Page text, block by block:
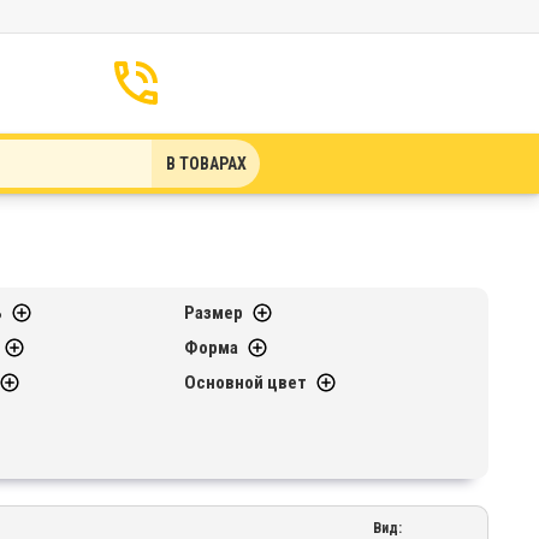
В ТОВАРАХ
Размер
Форма
Основной цвет
Вид: